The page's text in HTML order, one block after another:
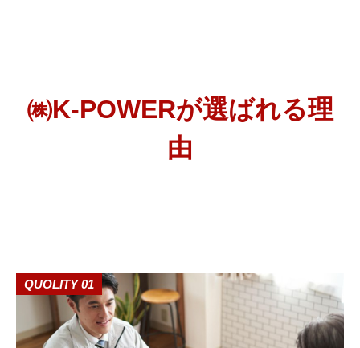
㈱K-POWERが選ばれる理
由
QUOLITY 01